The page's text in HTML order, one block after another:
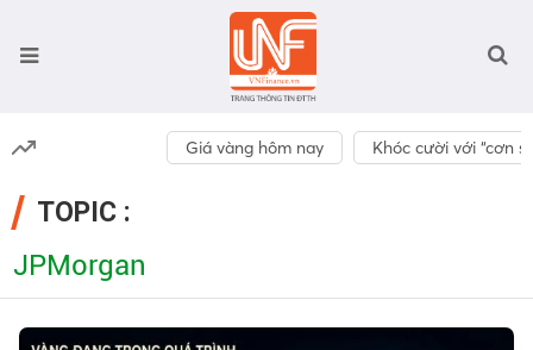
Giá vàng hôm nay Khóc cười với “cơn
TOPIC :
JPMorgan